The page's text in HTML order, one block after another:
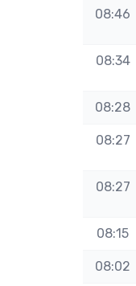
08:46
08:34
08:28
08:27
08:27
08:15
08:02